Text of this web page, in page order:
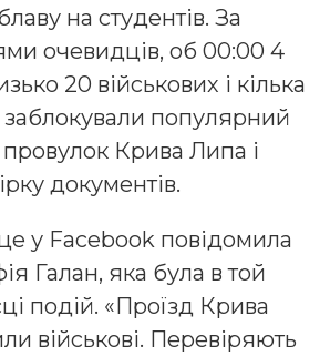
на студентів. За
очевидців, об 00:00 4
20 військових і кілька
заблокували популярний
Крива Липа і
документів.
у Facebook повідомила
Галан, яка була в той
подій. «Проїзд Крива
військові. Перевіряють